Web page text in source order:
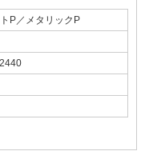
P／メタリックP